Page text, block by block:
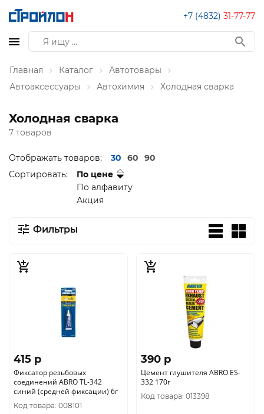
+7 (4832) 31-77-77
Главная Каталог
Автотовары
Автоаксессуары
Автохимия Холодная сварка
Холодная сварка
7 товаров
Отображать товаров: 30 60
90
Сортировать:
По цене
По алфавиту
Акция
Фильтры
415 p
Фиксатор резьбовых
соединений ABRO TL-342
синий (средней фиксации) 6г
Код товара: 008101
390 p
Цемент глушителя ABRO ES-
332 170г
Код товара: 013398